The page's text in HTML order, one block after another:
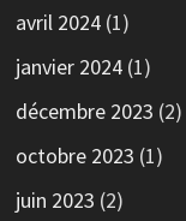
avril 2024 (1)
janvier 2024 (1)
décembre 2023 (2)
octobre 2023 (1)
juin 2023 (2)